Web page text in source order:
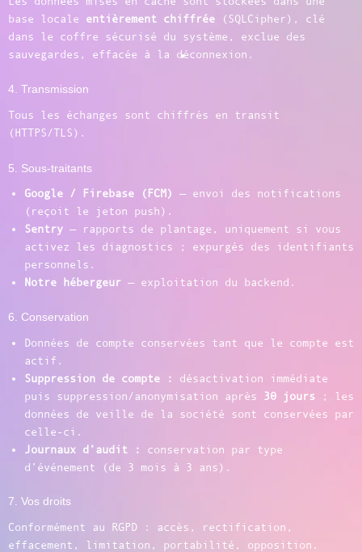
base locale entièrement chiffrée (SQLCipher), clé
dans le coffre sécurisé du système, exclue des
sauvegardes, effacée à la déconnexion.
4. Transmission
Tous les échanges sont chiffrés en transit
(HTTPS/TLS).
5. Sous-traitants
Google / Firebase (FCM)
— envoi des notifications
(reçoit le jeton push).
Sentry — rapports de plantage, uniquement si vous
activez les diagnostics ; expurgés des identifiants
personnels.
Notre hébergeur — exploitation du backend.
6. Conservation
Données de compte conservées tant que le compte est
actif.
Suppression de compte :
désactivation immédiate
puis suppression/anonymisation après
30 jours ; les
données de veille de la société sont conservées par
celle-ci.
Journaux d’audit :
conservation par type
d’événement (de 3 mois à 3 ans).
7. Vos droits
Conformément au RGPD : accès, rectification,
effacement, limitation, portabilité, opposition.